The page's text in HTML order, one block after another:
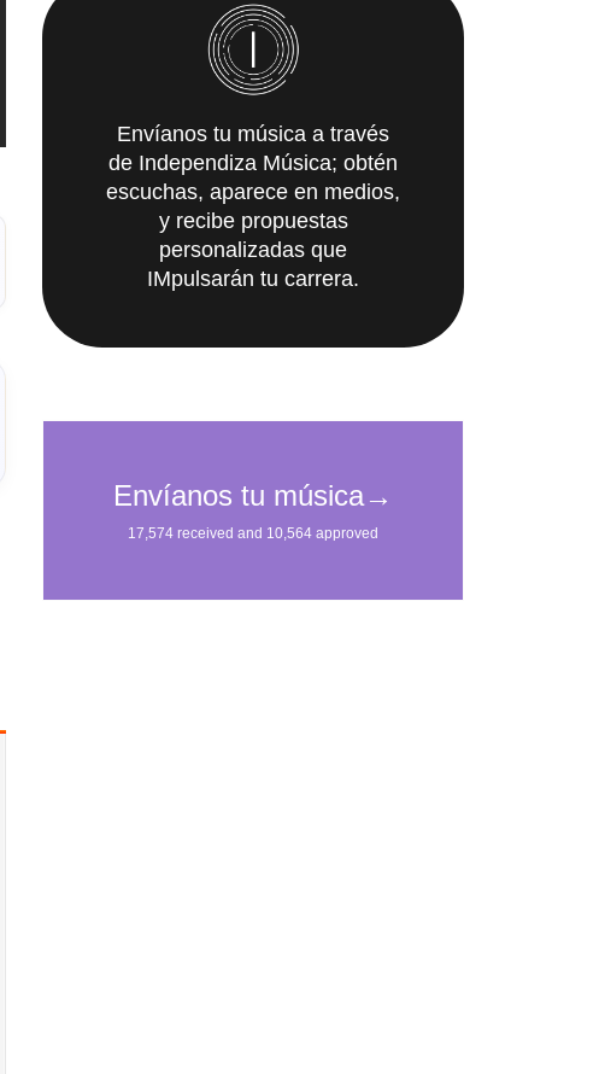
Envíanos tu música a través
de Independiza Música; obtén
escuchas, aparece en medios,
y recibe propuestas
personalizadas que
IMpulsarán tu carrera.